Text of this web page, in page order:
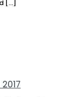
[…]
2017